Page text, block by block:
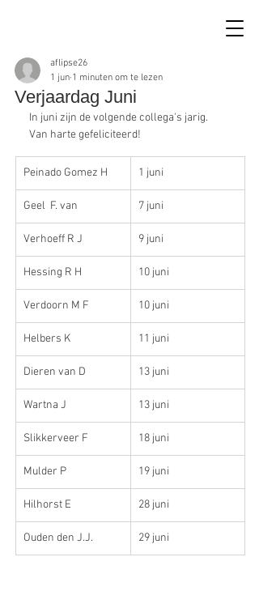
Verjaardag Juni
aflipse26
1 jun 1 minuten om te lezen
In juni zijn de volgende collega's jarig.
Van harte gefeliciteerd!
Peinado Gomez H 1 juni
Geel  F. van 7 juni
Verhoeff R J 9 juni
Hessing R H 10 juni
Verdoorn M F 10 juni
Helbers K 11 juni
Dieren van D 13 juni
Wartna J 13 juni
Slikkerveer F 18 juni
Mulder P 19 juni
Hilhorst E 28 juni
Ouden den J.J. 29 juni